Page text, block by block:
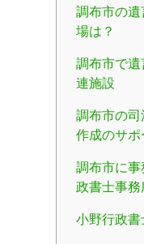
調布市の
場は？
調布市で遺
連施設
調布市の
作成のサ
調布市に
政書士事務
小野行政書